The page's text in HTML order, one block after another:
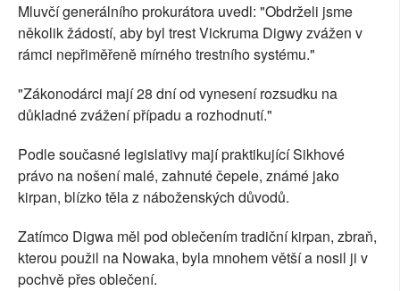
Mluvčí generálního prokurátora uvedl: "Obdrželi jsme
několik žádostí, aby byl trest Vickruma Digwy zvážen v
rámci nepřiměřeně mírného trestního systému."
"Zákonodárci mají 28 dní od vynesení rozsudku na
důkladné zvážení případu a rozhodnutí."
Podle současné legislativy mají praktikující Sikhové
právo na nošení malé, zahnuté čepele, známé jako
kirpan, blízko těla z náboženských důvodů.
Zatímco Digwa měl pod oblečením tradiční kirpan, zbraň,
kterou použil na Nowaka, byla mnohem větší a nosil ji v
pochvě přes oblečení.